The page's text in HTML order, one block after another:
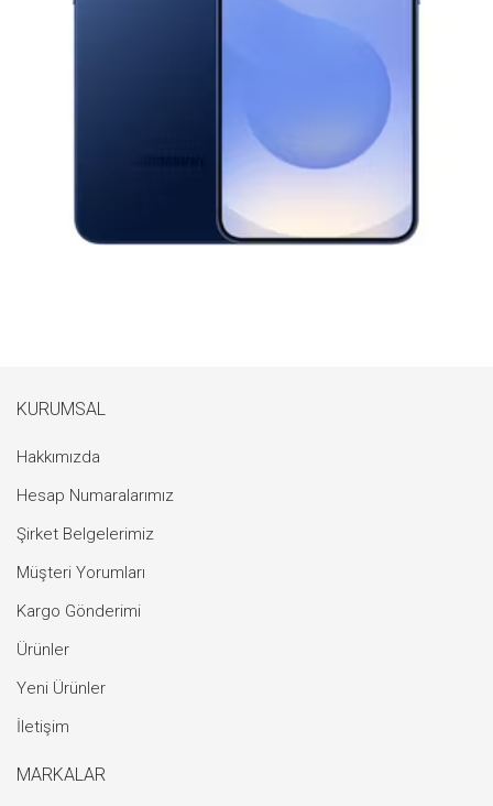
KURUMSAL
Hakkımızda
Hesap Numaralarımız
Şirket Belgelerimiz
Müşteri Yorumları
Kargo Gönderimi
Ürünler
Yeni Ürünler
İletişim
MARKALAR